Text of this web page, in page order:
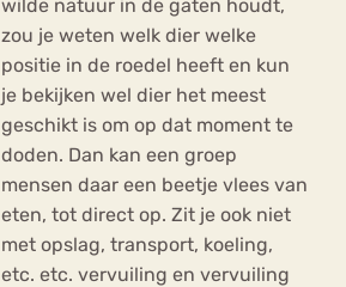
wilde natuur in de gaten houdt,
zou je weten welk dier welke
positie in de roedel heeft en kun
je bekijken wel dier het meest
geschikt is om op dat moment te
doden. Dan kan een groep
mensen daar een beetje vlees van
eten, tot direct op. Zit je ook niet
met opslag, transport, koeling,
etc. etc. vervuiling en vervuiling